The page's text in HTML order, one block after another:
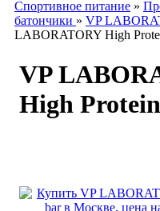
Спортивное питание »
батончики » VP
LABORATORY High
VP
High